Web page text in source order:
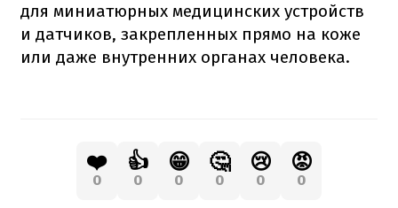
для миниатюрных медицинских устройств
и датчиков, закрепленных прямо на коже
или даже внутренних органах человека.
❤️
0
👍
0
😁
0
🤔
0
😢
0
😡
0